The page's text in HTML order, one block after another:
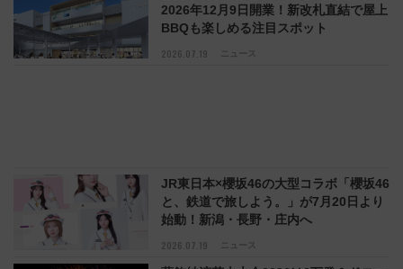
2026.07.19 ニュース
2026年12月9日開業！新改札直結で屋上
BBQも楽しめる注目スポット
2026.07.19 ニュース
JR東日本×櫻坂46の大型コラボ「櫻坂46
と、鉄道で旅しよう。」が7月20日より
始動！新潟・長野・庄内へ